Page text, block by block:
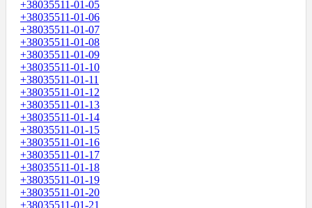
+38035511-01-05
+38035511-01-06
+38035511-01-07
+38035511-01-08
+38035511-01-09
+38035511-01-10
+38035511-01-11
+38035511-01-12
+38035511-01-13
+38035511-01-14
+38035511-01-15
+38035511-01-16
+38035511-01-17
+38035511-01-18
+38035511-01-19
+38035511-01-20
+38035511-01-21